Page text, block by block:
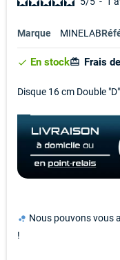
Marque MINELAB
check En stockcard_giftcard Frais
Disque 16 cm Double
bubble_chart Nous pouvons vous
!